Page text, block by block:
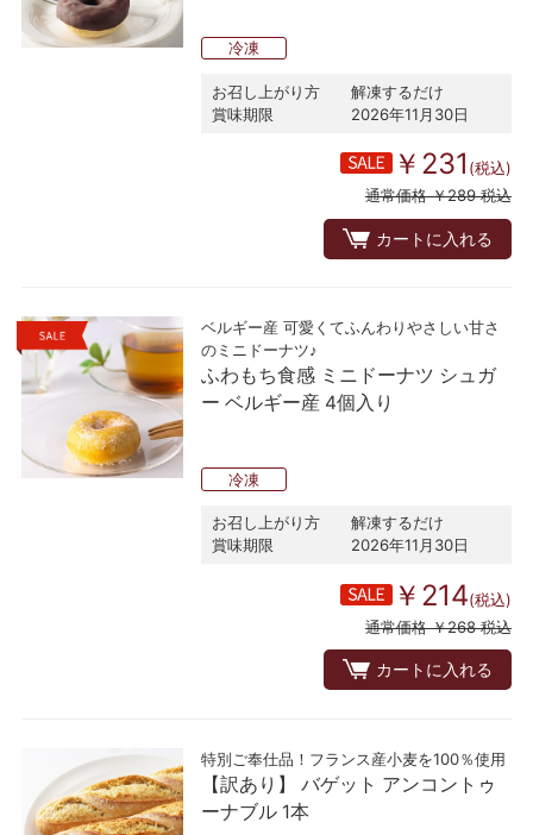
冷凍
お召し上がり方
解凍するだけ
賞味期限
2026年11月30日
￥231 (税込)
通常価格 ￥289 税込
カートに入れる
ベルギー産 可愛くてふんわりやさしい甘さ
のミニドーナツ♪
ふわもち食感 ミニドーナツ シュガ
ー ベルギー産 4個入り
冷凍
お召し上がり方
解凍するだけ
賞味期限
2026年11月30日
￥214(税込)
通常価格 ￥268 税込
カートに入れる
特別ご奉仕品！フランス産小麦を100％使用
【訳あり】 バゲット アンコントゥ
ーナブル 1本